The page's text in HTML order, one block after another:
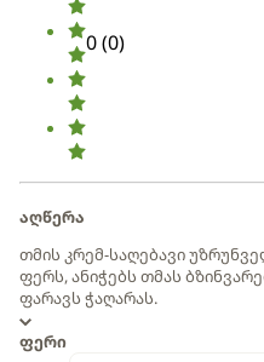
0(0)
აღწერა
თმის კრემ-საღებავი
ფერს, ანიჭებს თმას
ფარავს ჭაღარას.
ფერი